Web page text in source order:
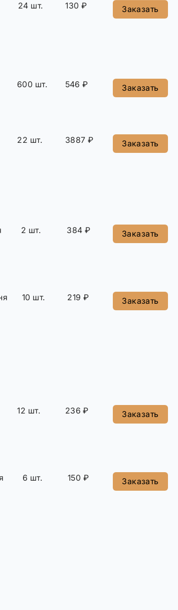
24 шт. 130 ₽ Заказать
600 шт. 546 ₽ Заказать
22 шт. 3887 ₽ Заказать
2 шт. 384 ₽ Заказать
10 шт. 219 ₽ Заказать
12 шт. 236 ₽ Заказать
6 шт. 150 ₽ Заказать